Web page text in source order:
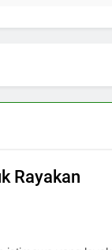
Rayakan